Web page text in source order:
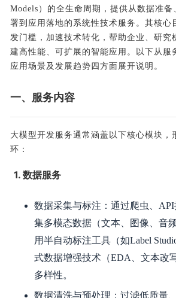
Models）的全生命周期，提供从数据准备
署到应用落地的系统性技术服务。其核心
发门槛，加速技术转化，帮助企业、研究
建高性能、可扩展的智能应用。以下从服
应用场景及发展趋势四方面展开说明。
一、服务内容
大模型开发服务通常涵盖以下核心模块，
环：
1. 数据服务
数据采集与标注：通过爬虫、
集多模态数据（文本、图像、音
用半自动标注工具（如Label
式数据增强技术（EDA、文本改
多样性。
数据清洗与预处理：过滤低质量